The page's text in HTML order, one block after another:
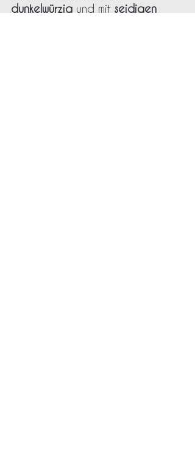
dunkelwürzig und mit seidigen